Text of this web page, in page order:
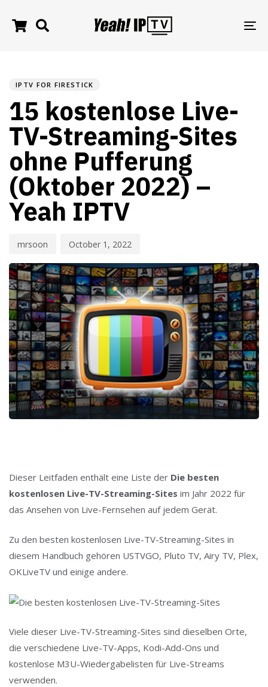
IPTV FOR FIRESTICK
15 kostenlose Live-
TV-Streaming-Sites
ohne Pufferung
(Oktober 2022) –
Yeah IPTV
mrsoon October 1, 2022
Dieser Leitfaden enthält eine Liste der Die besten
kostenlosen Live-TV-Streaming-Sites im Jahr 2022 für
das Ansehen von Live-Fernsehen auf jedem Gerät.
Zu den besten kostenlosen Live-TV-Streaming-Sites in
diesem Handbuch gehören USTVGO, Pluto TV, Airy TV, Plex,
OKLiveTV und einige andere.
Viele dieser Live-TV-Streaming-Sites sind dieselben Orte,
die verschiedene Live-TV-Apps, Kodi-Add-Ons und
kostenlose M3U-Wiedergabelisten für Live-Streams
verwenden.